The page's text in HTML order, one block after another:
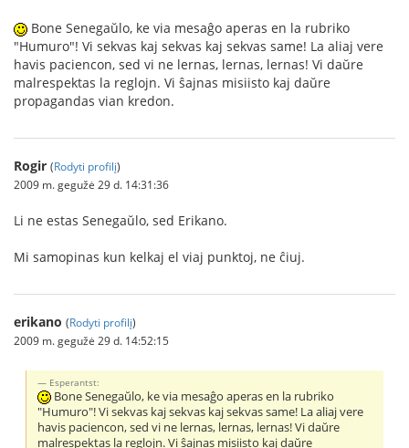
Bone Senegaŭlo, ke via mesaĝo aperas en la rubriko
"Humuro"! Vi sekvas kaj sekvas kaj sekvas same! La aliaj vere
havis paciencon, sed vi ne lernas, lernas, lernas! Vi daŭre
malrespektas la reglojn. Vi ŝajnas misiisto kaj daŭre
propagandas vian kredon.
Rogir (Rodyti profilį)
2009 m. gegužė 29 d. 14:31:36
Li ne estas Senegaŭlo, sed Erikano.
Mi samopinas kun kelkaj el viaj punktoj, ne ĉiuj.
erikano (Rodyti profilį)
2009 m. gegužė 29 d. 14:52:15
Esperantst:
Bone Senegaŭlo, ke via mesaĝo aperas en la rubriko
"Humuro"! Vi sekvas kaj sekvas kaj sekvas same! La aliaj vere
havis paciencon, sed vi ne lernas, lernas, lernas! Vi daŭre
malrespektas la reglojn. Vi ŝajnas misiisto kaj daŭre